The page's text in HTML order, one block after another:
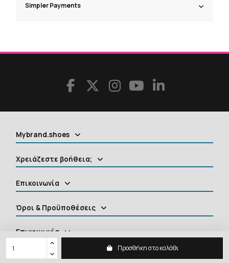
Προσθήκη στο καλάθι
Simpler Payments
Mybrand.shoes
Χρειάζεστε βοήθεια;
Επικοινωνία
Όροι & Προϋποθέσεις
Επικοινωνία